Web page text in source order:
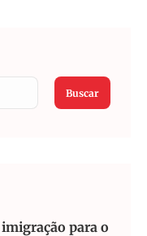
Buscar
para o